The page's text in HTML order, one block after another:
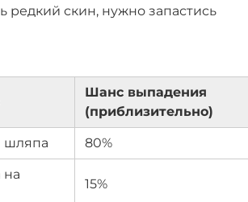
редкий скин, нужно запастись
Шанс выпадения
(приблизительно)
шляпа 80%
на
15%